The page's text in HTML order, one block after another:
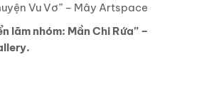
Vu Vơ” – Mây Artspace
lãm nhóm: Mần Chi Rứa” –